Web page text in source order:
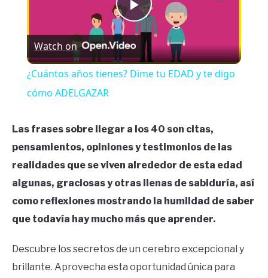
Play
Video
Watch on
¿Cuántos años tienes? Dime tu EDAD y te digo
cómo ADELGAZAR
Las frases sobre llegar a los 40 son citas,
pensamientos, opiniones y testimonios de las
realidades que se viven alrededor de esta edad
algunas, graciosas y otras llenas de sabiduría, así
como reflexiones mostrando la humildad de saber
que todavía hay mucho más que aprender.
Descubre los secretos de un cerebro excepcional y
brillante. Aprovecha esta oportunidad única para